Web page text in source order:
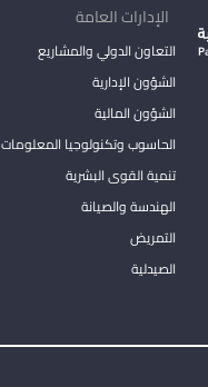
الإدارات العامة
التعاون الدولي والمشاريع
الشؤون الإدارية
الشؤون المالية
الحاسوب وتكنولوجيا المعلومات
تنمية القوى البشرية
الهندسة والصيانة
التمريض
الصيدلية